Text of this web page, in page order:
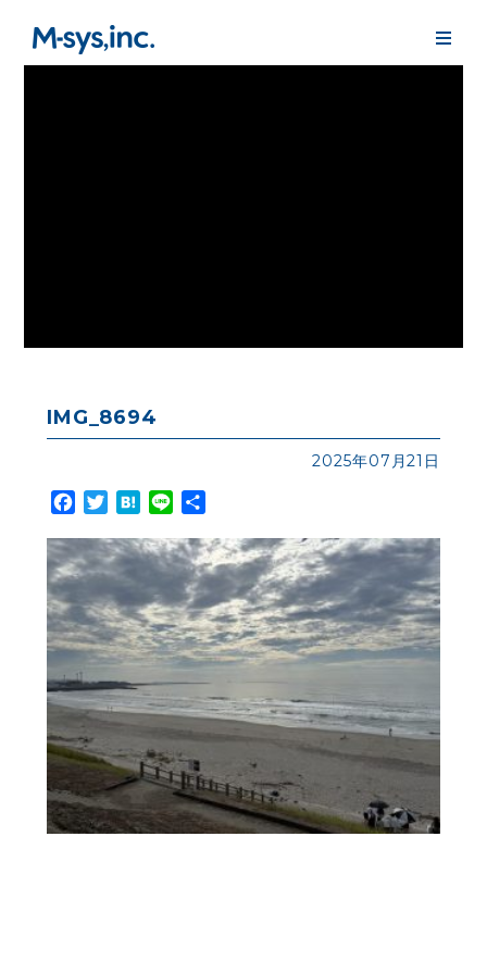
IMG_8694
2025年07月21日
Facebook
TwitterHatena
Line